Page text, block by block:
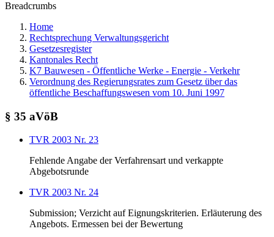
Breadcrumbs
Home
Rechtsprechung Verwaltungsgericht
Gesetzesregister
Kantonales Recht
K7 Bauwesen - Öffentliche Werke - Energie - Verkehr
Verordnung des Regierungsrates zum Gesetz über das
öffentliche Beschaffungswesen vom 10. Juni 1997
§ 35 aVöB
TVR 2003 Nr. 23
Fehlende Angabe der Verfahrensart und verkappte
Abgebotsrunde
TVR 2003 Nr. 24
Submission; Verzicht auf Eignungskriterien. Erläuterung des
Angebots. Ermessen bei der Bewertung